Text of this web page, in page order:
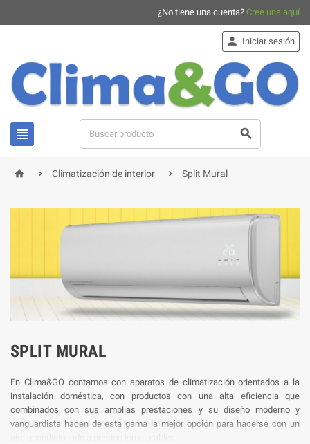
¿No tiene una cuenta? Cree una aquí
 
 Iniciar sesión
  Climatización de interior  Split Mural
SPLIT MURAL
En Clima&GO contamos con aparatos de climatización orientados a la
instalación doméstica, con productos con una alta eficiencia que
combinados con sus amplias prestaciones y su diseño moderno y
vanguardista hacen de esta gama la mejor opción para hacerse con un